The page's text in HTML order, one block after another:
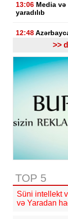
13:06 Media və
yaradılıb
12:48
dərəcə isti
ARDNF
Energy”
yanğın
11:52 ABŞ
11:36 Tərtərdə
11:10 Türkiyə,
və Pakistan
imzalayacaq
>>
TOP 5
Süni intellekt
və Yaradan